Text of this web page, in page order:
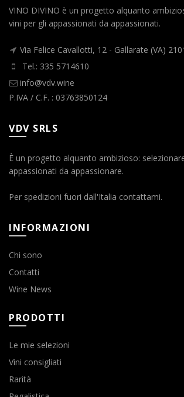
VINO DIVINO è un progetto alquanto
vini per gli appassionati da appassionati.
Via Felice Cavallotti, 12 - Gallarate (VA)
Tel.: 335 5714610
info@vdv.wine
P.IVA / C.F. : 03763850124
VDV SRLS
È un progetto alquanto ambizioso:
appassionati da appassionare.
Per spedizioni fuori dall'Italia contattami.
INFORMAZIONI
Chi sono
Contatti
Wine News
PRODOTTI
Le mie selezioni
Vini consigliati
Rarità